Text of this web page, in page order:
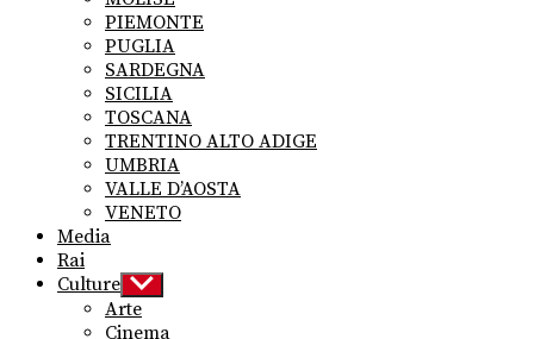
PIEMONTE
PUGLIA
SARDEGNA
SICILIA
TOSCANA
TRENTINO ALTO ADIGE
UMBRIA
VALLE D’AOSTA
VENETO
Media
Rai
Culture Show
sub
menu
Arte
Cinema